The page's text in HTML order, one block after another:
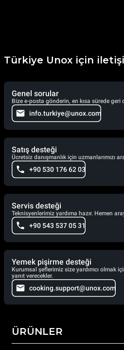
Türkiye Unox için
Genel sorular
Bize e-posta gönderin, en kısa sürede geri
info.turkiye@unox.com
Satış desteği
Ücretsiz danışmanlık için uzmanlarımızı
+90 530 176 62 03
Servis desteği
Teknisyenlerimiz yardıma hazır. Hemen
+90 543 537 05 31
Yemek pişirme desteği
Kurumsal şeflerimiz size yardımcı olmak
yanıt verecekler.
cooking.support@unox.com
ÜRÜNLER